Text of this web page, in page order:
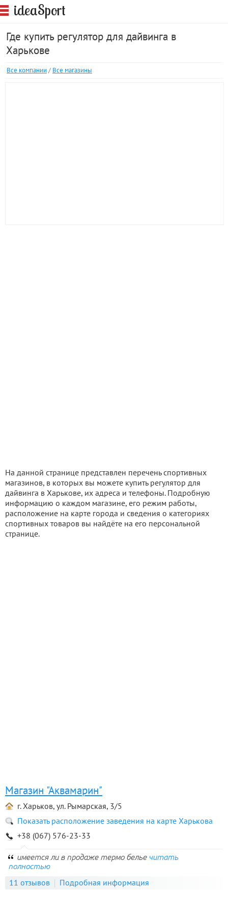
ideaSport
Где купить регулятор для дайвинга в
Харькове
Все компании / Все магазины
На данной странице представлен перечень спортивных
магазинов, в которых вы можете купить регулятор для
дайвинга в Харькове, их адреса и телефоны. Подробную
информацию о каждом магазине, его режим работы,
расположение на карте города и сведения о категориях
спортивных товаров вы найдёте на его персональной
странице.
Магазин "Аквамарин"
г. Харьков, ул. Рымарская, 3/5
Показать расположение заведения на карте Харькова
+38 (067) 576-23-33
имеется ли в продаже термо белье читать
полностью
11 отзывов Подробная информация